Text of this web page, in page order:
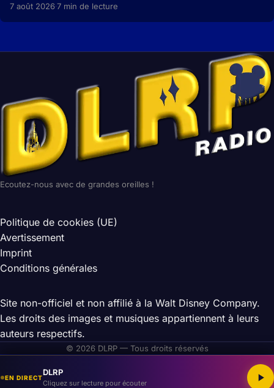
7 août 2026·7 min de lecture
Ecoutez-nous avec de grandes oreilles !
Politique de cookies (UE)
Avertissement
Imprint
Conditions générales
Site non-officiel et non affilié à la Walt Disney Company.
Les droits des images et musiques appartiennent à leurs
auteurs respectifs.
© 2026 DLRP — Tous droits réservés
EN DIRECT
DLRP
Cliquez sur lecture pour écouter